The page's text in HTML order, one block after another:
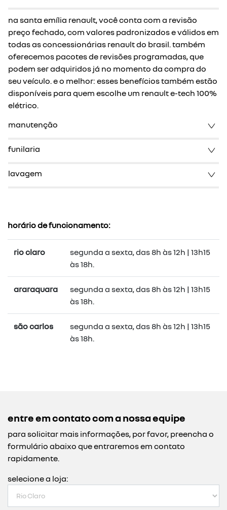
na santa emília renault, você conta com a revisão
preço fechado, com valores padronizados e válidos em
todas as concessionárias renault do brasil. também
oferecemos pacotes de revisões programadas, que
podem ser adquiridos já no momento da compra do
seu veículo. e o melhor: esses benefícios também estão
disponíveis para quem escolhe um renault e-tech 100%
elétrico.
manutenção
funilaria
lavagem
horário de funcionamento:
rio claro
segunda a sexta, das 8h às 12h | 13h15
às 18h.
araraquara
segunda a sexta, das 8h às 12h | 13h15
às 18h.
são carlos
segunda a sexta, das 8h às 12h | 13h15
às 18h.
entre em contato com a nossa equipe
para solicitar mais informações, por favor, preencha o
formulário abaixo que entraremos em contato
rapidamente.
selecione a loja: